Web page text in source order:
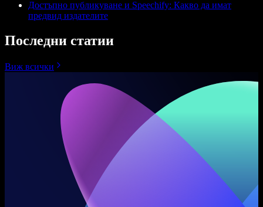
Достъпно публикуване и Speechify: Какво да имат
предвид издателите
Последни статии
Виж всички